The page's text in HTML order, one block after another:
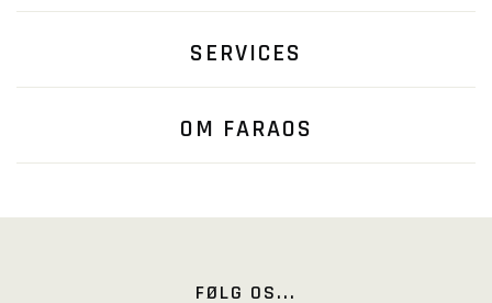
SERVICES
OM FARAOS
FØLG OS...